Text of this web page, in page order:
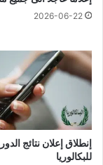
2026-06-22
إنطلاق إعلان نتائج
للبكالوريا